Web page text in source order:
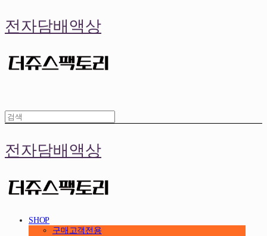
전자담배액상
전자담배액상
SHOP
구매고객전용